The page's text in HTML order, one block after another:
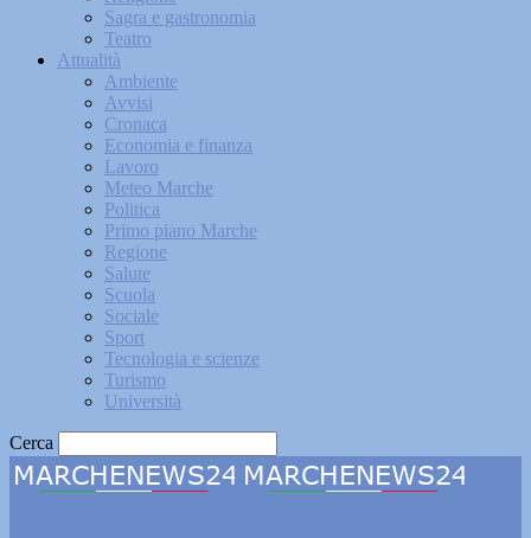
Sagra e gastronomia
Teatro
Attualità
Ambiente
Avvisi
Cronaca
Economia e finanza
Lavoro
Meteo Marche
Politica
Primo piano Marche
Regione
Salute
Scuola
Sociale
Sport
Tecnologia e scienze
Turismo
Università
Cerca